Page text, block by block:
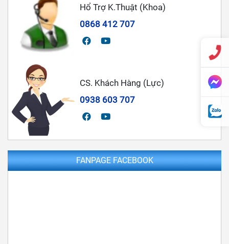
Hổ Trợ K.Thuật (Khoa)
0868 412 707
CS. Khách Hàng (Lực)
0938 603 707
FANPAGE FACEBOOK